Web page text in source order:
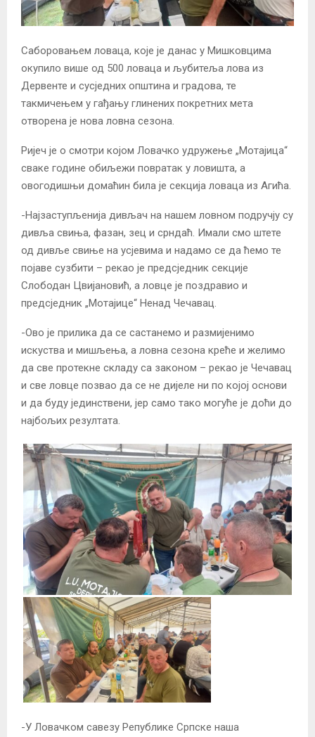
Саборовањем ловаца, које је данас у Мишковцима
окупило више од 500 ловаца и љубитеља лова из
Дервенте и сусједних општина и градова, те
такмичењем у гађању глинених покретних мета
отворена је нова ловна сезона.
Ријеч је о смотри којом Ловачко удружење „Мотајица“
сваке године обиљежи повратак у ловишта, а
овогодишњи домаћин била је секција ловаца из Агића.
-Најзаступљенија дивљач на нашем ловном подручју су
дивља свиња, фазан, зец и срндаћ. Имали смо штете
од дивље свиње на усјевима и надамо се да ћемо те
појаве сузбити – рекао је предсједник секције
Слободан Цвијановић, а ловце је поздравио и
предсједник „Мотајице“ Ненад Чечавац.
-Ово је прилика да се састанемо и размијенимо
искуства и мишљења, а ловна сезона креће и желимо
да све протекне складу са законом – рекао је Чечавац
и све ловце позвао да се не дијеле ни по којој основи
и да буду јединствени, јер само тако могуће је доћи до
најбољих резултата.
-У Ловачком савезу Републике Српске наша